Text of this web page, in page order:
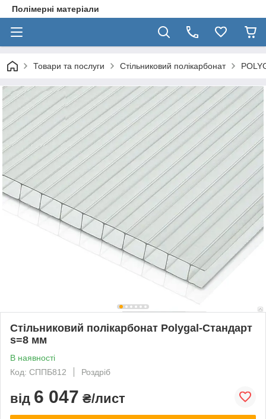
Полімерні матеріали
Товари та послуги Стільниковий полікарбонат
Стільниковий полікарбонат Polygal-Стандарт
s=8 мм
В наявності
Код: СППБ812
Роздріб
від 6 047 ₴/лист